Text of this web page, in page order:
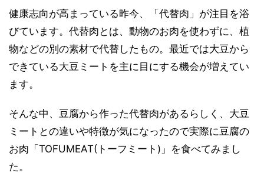
健康志向が高まっている昨今、「代替肉」が注目を浴
びています。代替肉とは、動物のお肉を使わずに、植
物などの別の素材で代替したもの。最近では大豆から
できている大豆ミートを主に目にする機会が増えてい
ます。
そんな中、豆腐から作った代替肉があるらしく、大豆
ミートとの違いや特徴が気になったので実際に豆腐の
お肉「TOFUMEAT(トーフミート)」を食べてみまし
た。